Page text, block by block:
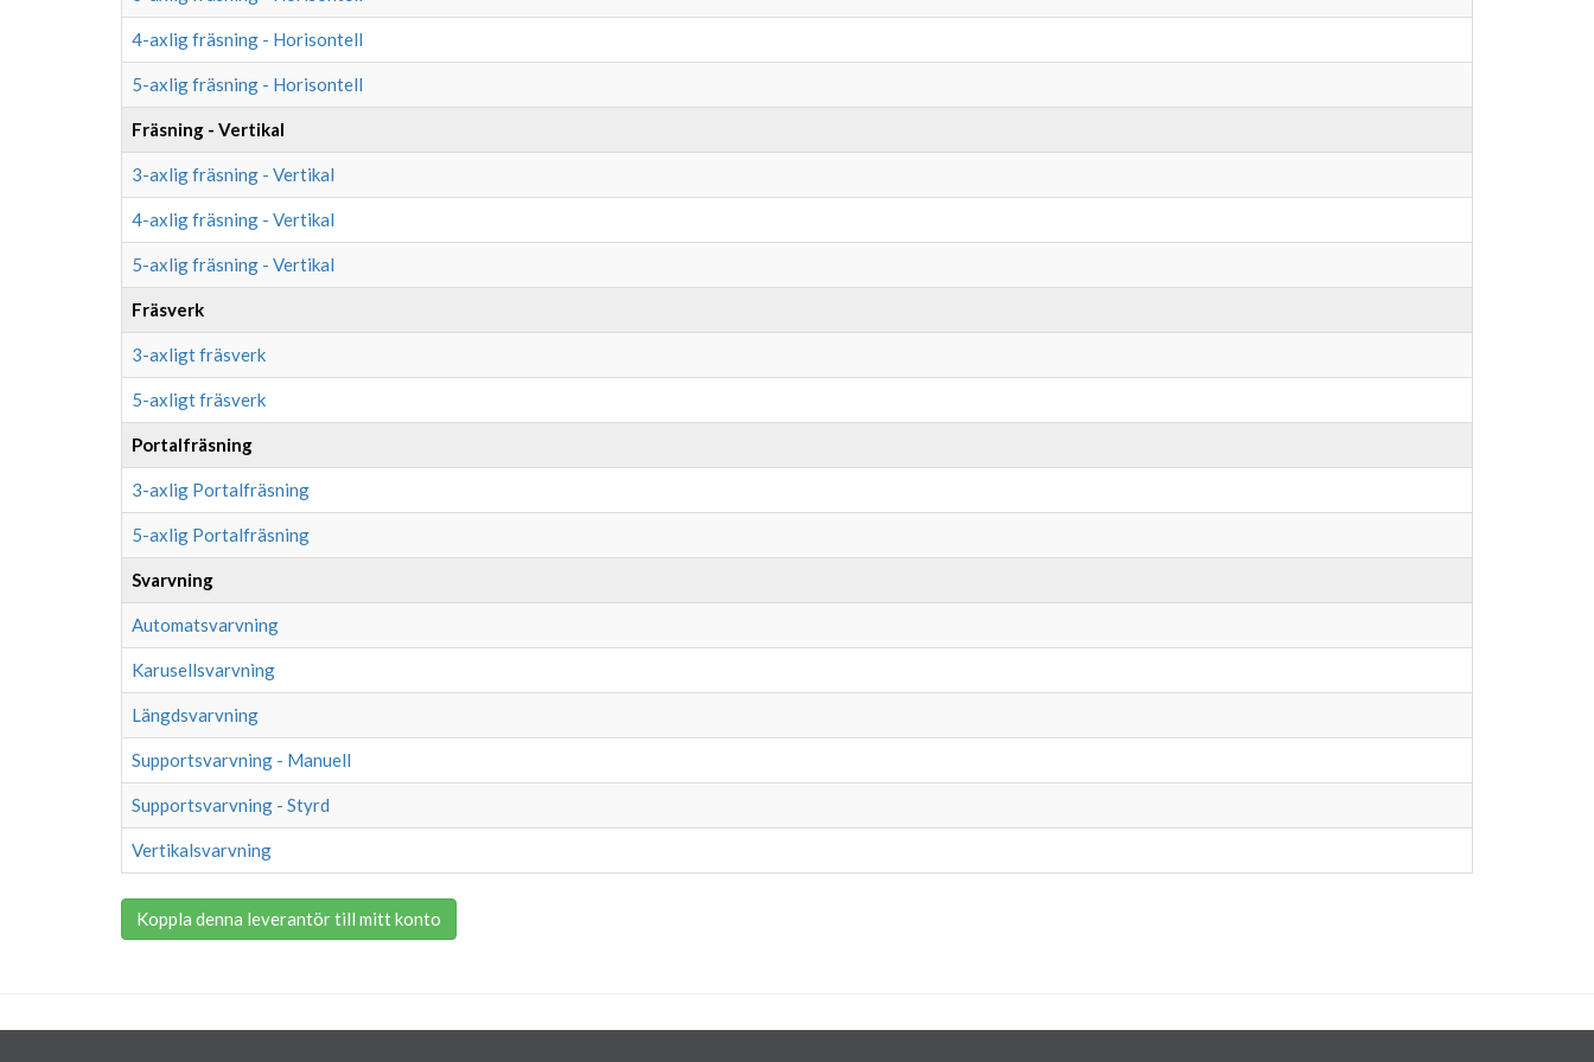
4-axlig fräsning - Horisontell
5-axlig fräsning - Horisontell
Fräsning - Vertikal
3-axlig fräsning - Vertikal
4-axlig fräsning - Vertikal
5-axlig fräsning - Vertikal
Fräsverk
3-axligt fräsverk
5-axligt fräsverk
Portalfräsning
3-axlig Portalfräsning
5-axlig Portalfräsning
Svarvning
Automatsvarvning
Karusellsvarvning
Längdsvarvning
Supportsvarvning - Manuell
Supportsvarvning - Styrd
Vertikalsvarvning
Koppla denna leverantör till mitt konto